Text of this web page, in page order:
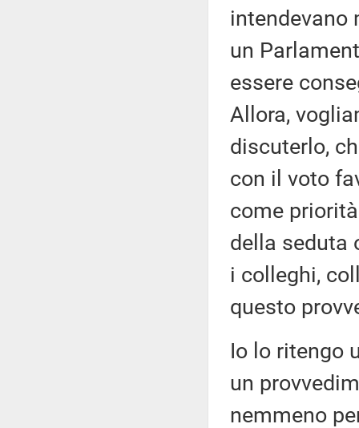
intendevano
un
essere
Allora,
discuterlo,
con il voto
come
della seduta
i colleghi,
questo
Io lo ritengo
un
nemmeno